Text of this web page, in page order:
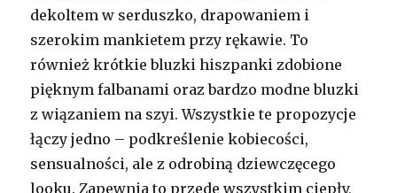
dekoltem w serduszko, drapowaniem i
szerokim mankietem przy rękawie. To
również krótkie bluzki hiszpanki zdobione
pięknym falbanami oraz bardzo modne bluzki
z wiązaniem na szyi. Wszystkie te propozycje
łączy jedno – podkreślenie kobiecości,
sensualności, ale z odrobiną dziewczęcego
looku. Zapewnia to przede wszystkim ciepły,